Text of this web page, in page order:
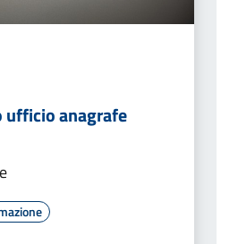
ufficio anagrafe